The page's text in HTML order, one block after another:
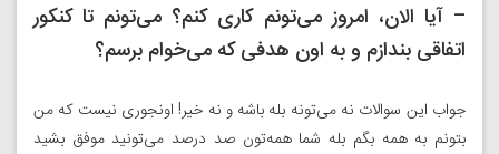
– آیا الان، امروز می‌تونم کاری کنم؟ می‌تونم تا کنکور
اتفاقی بندازم و به اون هدفی که می‌خوام برسم؟
جواب این سوالات نه می‌تونه بله باشه و نه خیر! اونجوری نیست که من
بتونم به همه بگم بله شما همه‌تون صد درصد می‌تونید موفق بشید